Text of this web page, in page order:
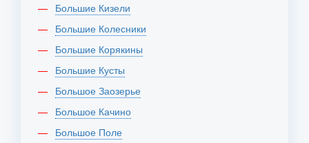
Большие Кизели
Большие Колесники
Большие Корякины
Большие Кусты
Большое Заозерье
Большое Качино
Большое Поле